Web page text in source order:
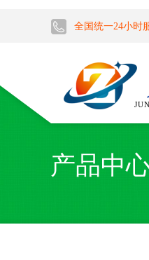
全国统一24小时
产品中